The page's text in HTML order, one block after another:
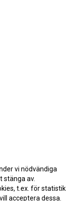
vi nödvändiga
stänga av.
t.ex. för statistik
acceptera dessa.